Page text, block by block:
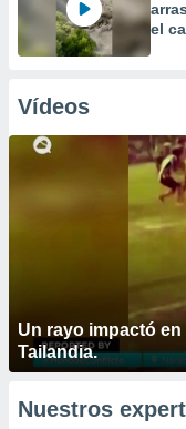
el
Vídeos
Un rayo impactó
Tailandia.
Nuestros